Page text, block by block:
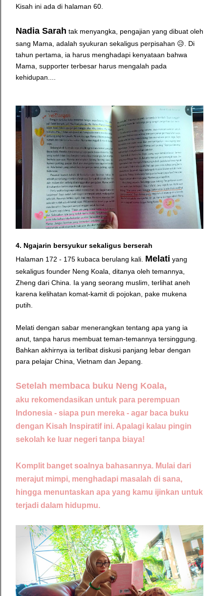
Kisah ini ada di halaman 60.
Nadia Sarah tak menyangka, pengajian yang dibuat oleh
sang Mama, adalah syukuran sekaligus perpisahan 😥. Di
tahun pertama, ia harus menghadapi kenyataan bahwa
Mama, supporter terbesar harus mengalah pada
kehidupan....
4. Ngajarin bersyukur sekaligus berserah
Halaman 172 - 175 kubaca berulang kali. Melati yang
sekaligus founder Neng Koala, ditanya oleh temannya,
Zheng dari China. Ia yang seorang muslim, terlihat aneh
karena kelihatan komat-kamit di pojokan, pake mukena
putih.
Melati dengan sabar menerangkan tentang apa yang ia
anut, tanpa harus membuat teman-temannya tersinggung.
Bahkan akhirnya ia terlibat diskusi panjang lebar dengan
para pelajar China, Vietnam dan Jepang.
Setelah membaca buku Neng Koala,
aku rekomendasikan untuk para perempuan
Indonesia - siapa pun mereka - agar baca buku
dengan Kisah Inspiratif ini. Apalagi kalau pingin
sekolah ke luar negeri tanpa biaya!
Komplit banget soalnya bahasannya. Mulai dari
merajut mimpi, menghadapi masalah di sana,
hingga menuntaskan apa yang kamu ijinkan untuk
terjadi dalam hidupmu.